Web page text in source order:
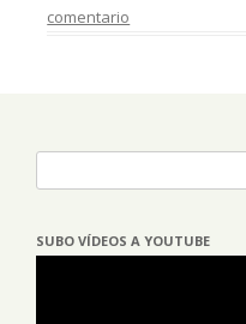
comentario
SUBO VÍDEOS A YOUTUBE